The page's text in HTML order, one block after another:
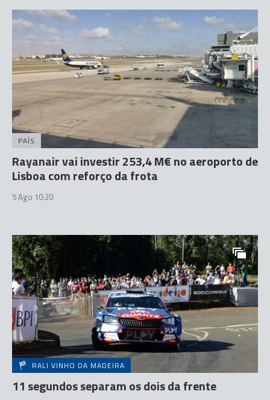
PAÍS
Rayanair vai investir 253,4 M€ no aeroporto de
Lisboa com reforço da frota
5 Ago 10:20
RALI VINHO DA MADEIRA
11 segundos separam os dois da frente